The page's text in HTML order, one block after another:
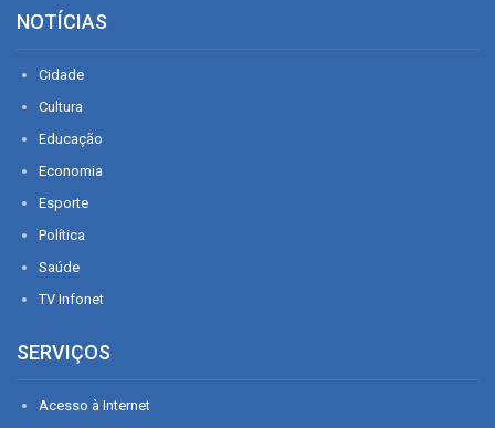
NOTÍCIAS
Cidade
Cultura
Educação
Economia
Esporte
Política
Saúde
TV Infonet
SERVIÇOS
Acesso à Internet